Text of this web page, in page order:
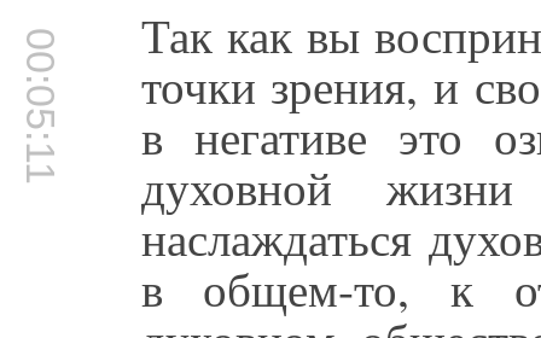
00:05:11 Так как вы
точки зрения, и
в негативе это
духовной
наслаждаться
в общем-то, к